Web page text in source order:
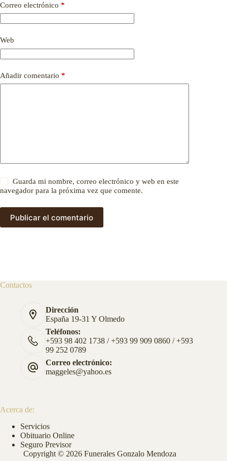
Correo electrónico *
Web
Añadir comentario *
Guarda mi nombre, correo electrónico y web en este
navegador para la próxima vez que comente.
Publicar el comentario
Contactos
Dirección
España 19-31 Y Olmedo
Teléfonos:
+593 98 402 1738 / +593 99 909 0860 / +593
99 252 0789
Correo electrónico:
maggeles@yahoo.es
Acerca de:
Servicios
Obituario Online
Seguro Previsor
Copyright © 2026 Funerales Gonzalo Mendoza